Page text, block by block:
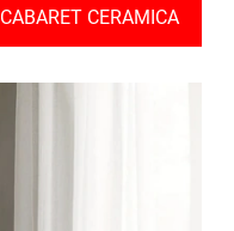
CABARET CERAMICA